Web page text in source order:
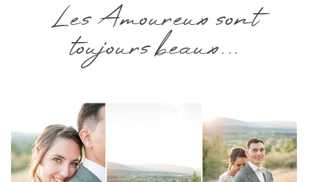
Les Amoureux sont
toujours beaux...